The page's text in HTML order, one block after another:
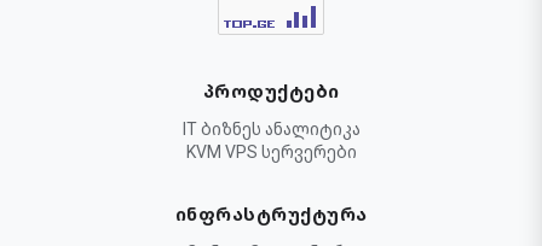
ᲞᲠᲝᲓᲣᲥᲢᲔᲑᲘ
IT ბიზნეს ანალიტიკა
KVM VPS სერვერები
ᲘᲜᲤᲠᲐᲡᲢᲠᲣᲥᲢᲣᲠᲐ